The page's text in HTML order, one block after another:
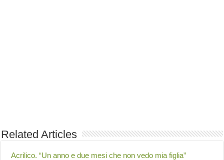
Related Articles
Acrilico. “Un anno e due mesi che non vedo mia figlia”